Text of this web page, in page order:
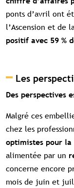
ponts d’avril ont
l’Ascension et de
positif avec 59 %
Les
Des perspectives
Malgré ces
chez les
optimistes pour la
alimentée par un
concerne encore
mois de juin et